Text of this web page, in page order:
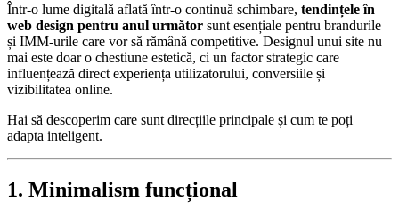
Într-o lume digitală aflată într-o continuă schimbare, tendințele în
web design pentru anul următor sunt esențiale pentru brandurile
și IMM-urile care vor să rămână competitive. Designul unui site nu
mai este doar o chestiune estetică, ci un factor strategic care
influențează direct experiența utilizatorului, conversiile și
vizibilitatea online.
Hai să descoperim care sunt direcțiile principale și cum te poți
adapta inteligent.
1. Minimalism funcțional